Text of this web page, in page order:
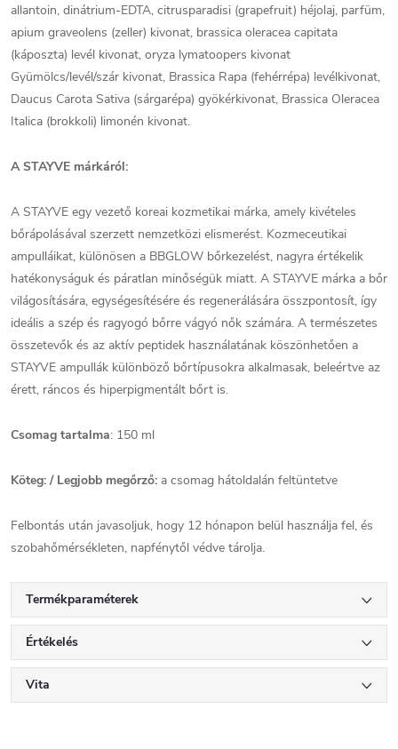
allantoin, dinátrium-EDTA, citrusparadisi (grapefruit) héjolaj, parfüm,
apium graveolens (zeller) kivonat, brassica oleracea capitata
(káposzta) levél kivonat, oryza lymatoopers kivonat
Gyümölcs/levél/szár kivonat, Brassica Rapa (fehérrépa) levélkivonat,
Daucus Carota Sativa (sárgarépa) gyökérkivonat, Brassica Oleracea
Italica (brokkoli) limonén kivonat.
A STAYVE márkáról:
A STAYVE egy vezető koreai kozmetikai márka, amely kivételes
bőrápolásával szerzett nemzetközi elismerést. Kozmeceutikai
ampulláikat, különösen a BBGLOW bőrkezelést, nagyra értékelik
hatékonyságuk és páratlan minőségük miatt. A STAYVE márka a bőr
világosítására, egységesítésére és regenerálására összpontosít, így
ideális a szép és ragyogó bőrre vágyó nők számára. A természetes
összetevők és az aktív peptidek használatának köszönhetően a
STAYVE ampullák különböző bőrtípusokra alkalmasak, beleértve az
érett, ráncos és hiperpigmentált bőrt is.
Csomag tartalma: 150 ml
Köteg: / Legjobb megőrző: a csomag hátoldalán feltüntetve
Felbontás után javasoljuk, hogy 12 hónapon belül használja fel, és
szobahőmérsékleten, napfénytől védve tárolja.
Termékparaméterek
Értékelés
Vita